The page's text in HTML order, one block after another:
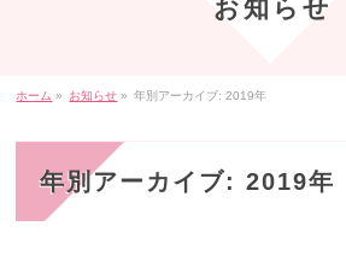
お知らせ
ホーム » お知らせ » 年別アーカイブ: 2019年
年別アーカイブ: 2019年